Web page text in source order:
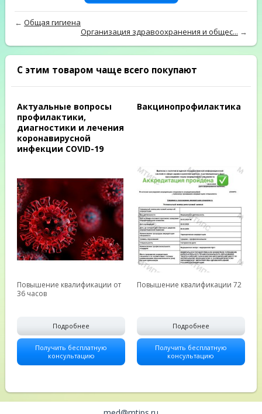
←Общая гигиена
Организация здравоохранения и общес... →
С этим товаром чаще всего покупают
Актуальные вопросы
профилактики,
диагностики и лечения
коронавирусной
инфекции COVID-19
Повышение квалификации от
36 часов
Подробнее
Получить бесплатную
консультацию
Вакцинопрофилактика
Повышение квалификации 72
Подробнее
Получить бесплатную
консультацию